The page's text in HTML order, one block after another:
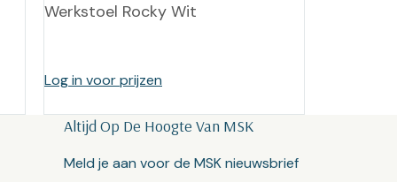
Werkstoel Rocky Wit
Log in voor prijzen
Altijd Op De Hoogte Van MSK
Meld je aan voor de MSK nieuwsbrief